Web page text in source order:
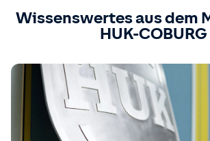
Wissenswertes aus dem
HUK-COBURG